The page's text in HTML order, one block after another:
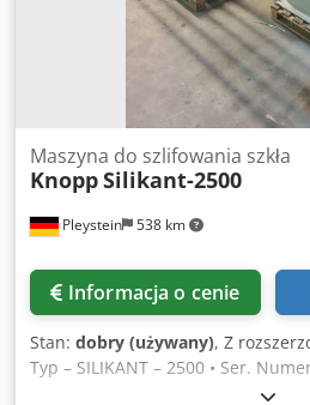
Pleystein 538 km
Maszyna do szlifowania szkła
KnoppSilikant-2500
Informacja o cenie
Stan: dobry (używany), Z
Typ – SILIKANT – 2500 • Ser.
budowy – 2001 • Rozmiar taśmy –